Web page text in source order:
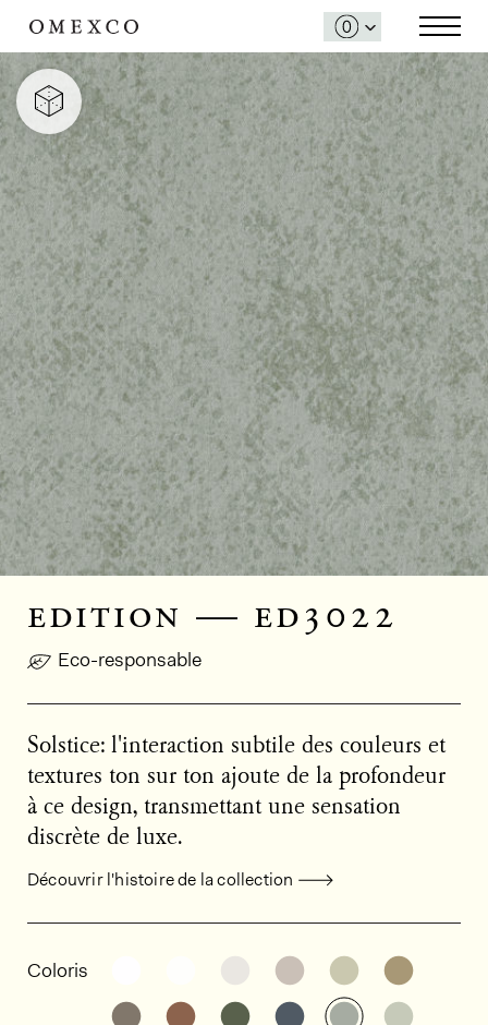
edition — ed3022
Eco-responsable
Solstice: l'interaction subtile des couleurs et
textures ton sur ton ajoute de la profondeur
à ce design, transmettant une sensation
discrète de luxe.
Découvrir l'histoire de la collection
Coloris Découvrir d'autres variantes: ED3016
Découvrir d'autres variantes:
Découvrir d'autres
Découvrir d'autres
Découvrir
Découvrir d'autres variantes: ED3003
Découvrir d'autres variantes:
Découvrir d'autres
Découvrir d'autres
Découvrir